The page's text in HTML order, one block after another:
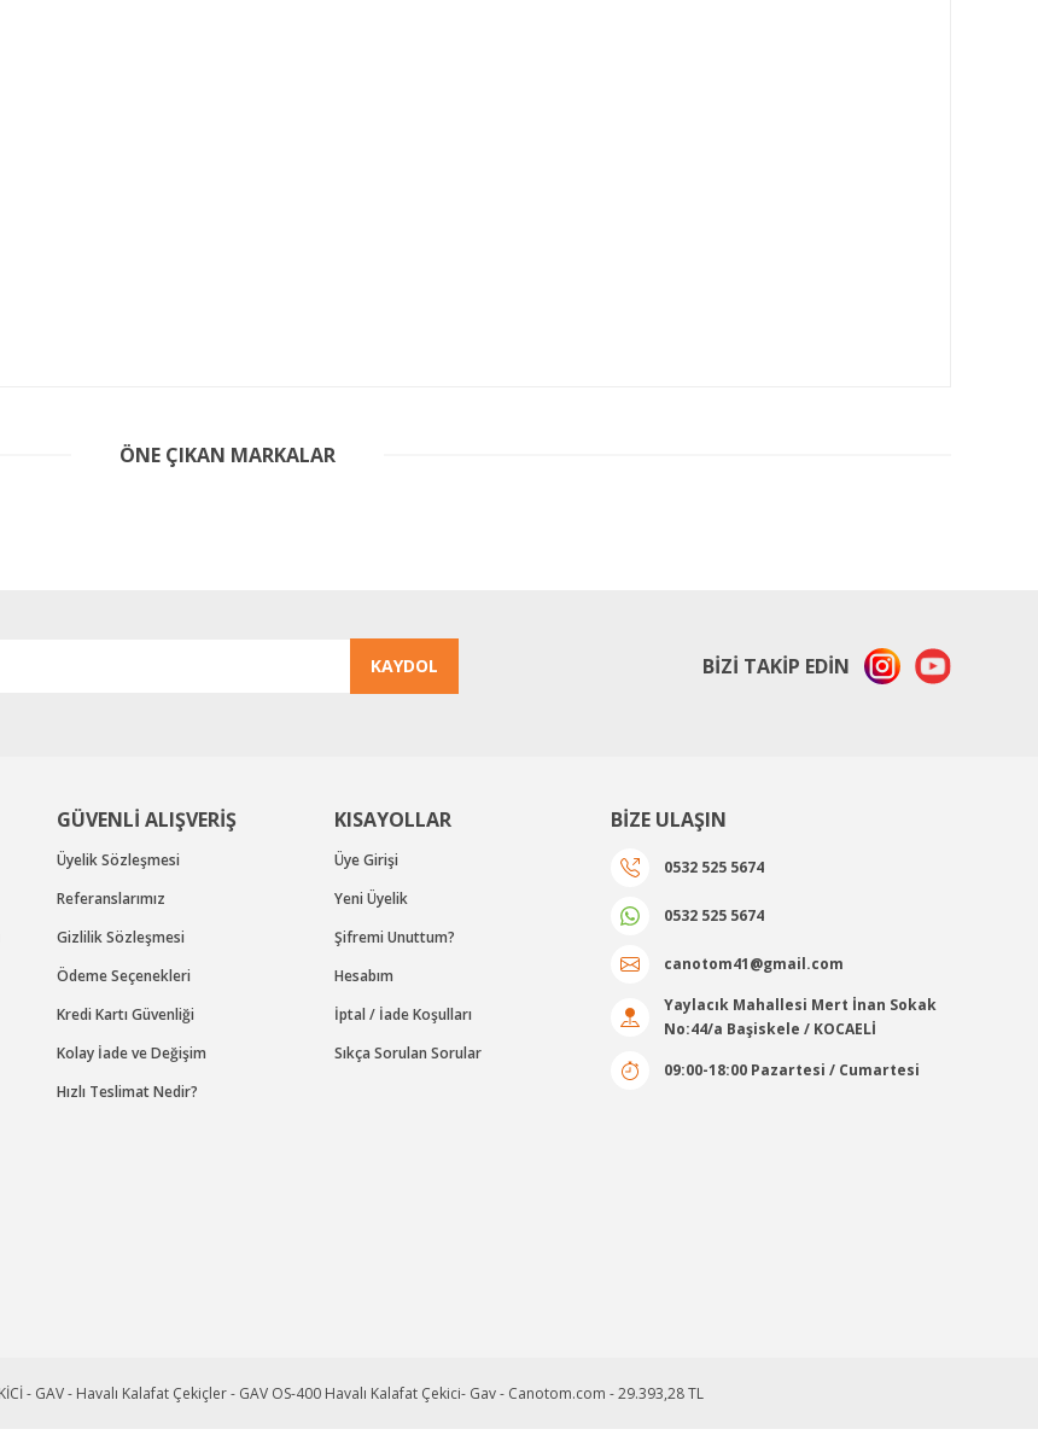
Bu ürüne ilk yorumu siz yapın!
Gönder
ÖNE ÇIKAN MARKALAR
KAYDOL BİZİ TAKİP EDİN
GÜVENLİ ALIŞVERİŞ
Üyelik Sözleşmesi
Referanslarımız
Gizlilik Sözleşmesi
Ödeme Seçenekleri
Kredi Kartı Güvenliği
Kolay İade ve Değişim
Hızlı Teslimat Nedir?
KISAYOLLAR
Üye Girişi
Yeni Üyelik
Şifremi Unuttum?
Hesabım
İptal / İade Koşulları
Sıkça Sorulan Sorular
BİZE ULAŞIN
0532 525 5674
0532 525 5674
canotom41@gmail.com
Yaylacık Mahallesi Mert İnan Sokak
No:44/a Başiskele / KOCAELİ
09:00-18:00 Pazartesi / Cumartesi